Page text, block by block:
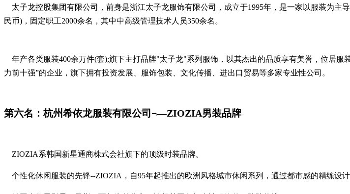
太子龙控股集团有限公司，前身是浙江太子龙服饰有限公司，成立于1995年，是一家以服装为主
民币)，固定职工2000余名，其中中高级管理技术人员350余名。
年产各类服装400余万件(套);旗下主打品牌"太子龙"系列服饰，以其杰出的品质享有美誉，位居
力前十强”的企业，旗下拥有投资发展、服饰包装、文化传播、进出口贸易等多家专业性公司。
第六名：杭州希依龙服装有限公司¬—ZIOZIA男装品牌
ZIOZIA系韩国新星通商株式会社旗下的顶级时装品牌。
个性化休闲服装的先锋--ZIOZIA，自95年起推出的欧洲风格城市休闲系列，通过都市感的精练设